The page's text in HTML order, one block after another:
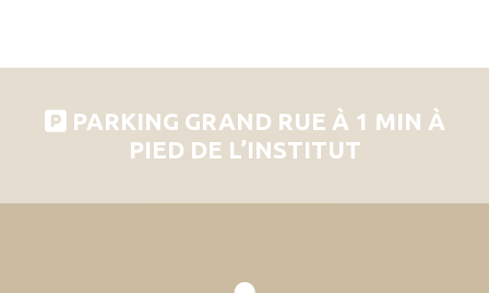
PARKING GRAND RUE À 1 MIN À
PIED DE L’INSTITUT